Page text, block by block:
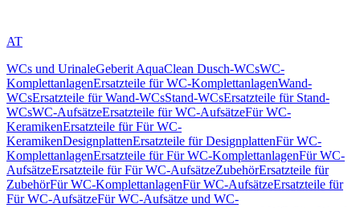
AT
WCs und UrinaleGeberit AquaClean Dusch-WCsWC-
KomplettanlagenErsatzteile für WC-KomplettanlagenWand-
WCsErsatzteile für Wand-WCsStand-WCsErsatzteile für Stand-
WCsWC-AufsätzeErsatzteile für WC-AufsätzeFür WC-
KeramikenErsatzteile für Für WC-
KeramikenDesignplattenErsatzteile für DesignplattenFür WC-
KomplettanlagenErsatzteile für Für WC-KomplettanlagenFür WC-
AufsätzeErsatzteile für Für WC-AufsätzeZubehörErsatzteile für
ZubehörFür WC-KomplettanlagenFür WC-AufsätzeErsatzteile für
Für WC-AufsätzeFür WC-Aufsätze und WC-